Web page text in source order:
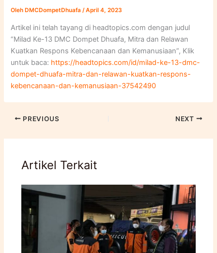
Oleh DMCDompetDhuafa/April 4, 2023
Artikel ini telah tayang di headtopics.com dengan judul
“Milad Ke-13 DMC Dompet Dhuafa, Mitra dan Relawan
Kuatkan Respons Kebencanaan dan Kemanusiaan”, Klik
untuk baca: https://headtopics.com/id/milad-ke-13-dmc-
dompet-dhuafa-mitra-dan-relawan-kuatkan-respons-
kebencanaan-dan-kemanusiaan-37542490
PREVIOUS NEXT
Artikel Terkait